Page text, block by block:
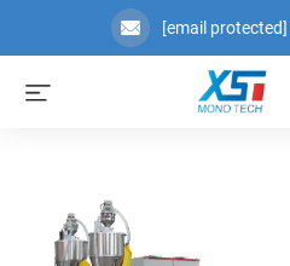
[email protected]